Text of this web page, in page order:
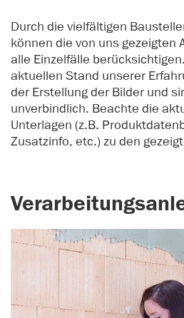
Durch die vielfältigen
können die von uns gezeigten
alle Einzelfälle
aktuellen Stand unserer
der Erstellung der Bilder und
unverbindlich. Beachte die
Unterlagen (z.B.
Zusatzinfo, etc.) zu den